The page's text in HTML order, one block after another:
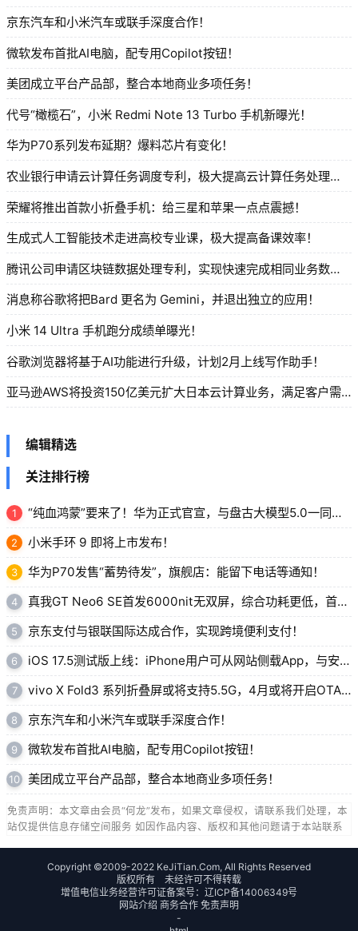
京东汽车和小米汽车或联手深度合作！
微软发布首批AI电脑，配专用Copilot按钮！
美团成立平台产品部，整合本地商业多项任务！
代号“橄榄石”，小米 Redmi Note 13 Turbo 手机新曝光！
华为P70系列发布延期？爆料芯片有变化！
农业银行申请云计算任务调度专利，极大提高云计算任务处理效率！
荣耀将推出首款小折叠手机：给三星和苹果一点点震撼！
生成式人工智能技术走进高校专业课，极大提高备课效率！
腾讯公司申请区块链数据处理专利，实现快速完成相同业务数据的数据交换功能！
消息称谷歌将把Bard 更名为 Gemini，并退出独立的应用！
小米 14 Ultra 手机跑分成绩单曝光！
谷歌浏览器将基于AI功能进行升级，计划2月上线写作助手！
亚马逊AWS将投资150亿美元扩大日本云计算业务，满足客户需求！
免责声明：本文章由会员“何龙”发布，如果文章侵权，请联系我们处理，本
站仅提供信息存储空间服务 如因作品内容、版权和其他问题请于本站联系
关注排行榜
1 “纯血鸿蒙”要来了！华为正式官宣，与盘古大模型5.0一同亮相！
2 小米手环 9 即将上市发布！
3 华为P70发售“蓄势待发”，旗舰店：能留下电话等通知！
4 真我GT Neo6 SE首发6000nit无双屏，综合功耗更低，首销1699元起！
5 京东支付与银联国际达成合作，实现跨境便利支付！
6 iOS 17.5测试版上线：iPhone用户可从网站侧载App，与安卓相似！
7 vivo X Fold3 系列折叠屏或将支持5.5G，4月或将开启OTA 推送！
8 京东汽车和小米汽车或联手深度合作！
9 微软发布首批AI电脑，配专用Copilot按钮！
10 美团成立平台产品部，整合本地商业多项任务！
编辑精选
Copyright ©2009-2022 KeJiTian.Com, All Rights Reserved
版权所有 未经许可不得转载
增值电信业务经营许可证备案号： 辽ICP备14006349号
网站介绍 商务合作 免责声明
-